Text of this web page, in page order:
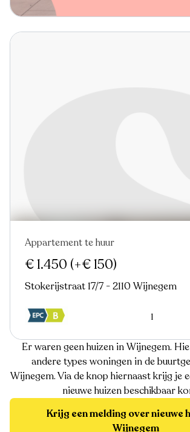
In optie
Appartement te huur
€ 1.450 (+€ 150)
Stokerijstraat 17/7 - 2110 Wijnegem
1
Er waren geen huizen in Wijnegem.
andere types woningen in de
Wijnegem. Via de knop hiernaast krijg je
nieuwe huizen beschikbaar
Krijg een melding over nieuwe
Wijnegem